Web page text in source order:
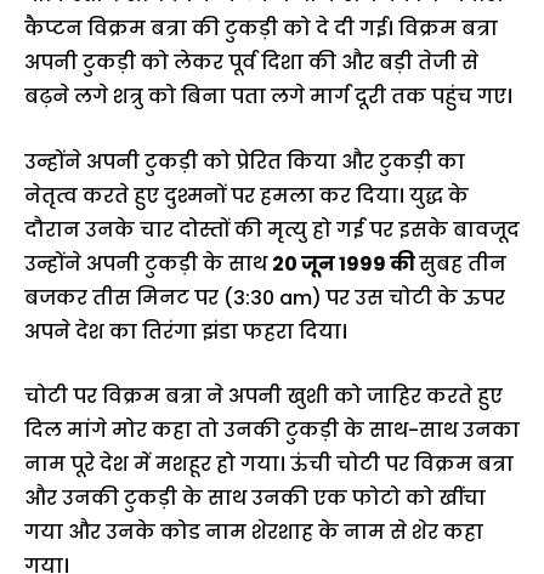
कैप्टन विक्रम बत्रा की टुकड़ी को दे दी गई। विक्रम बत्रा
अपनी टुकड़ी को लेकर पूर्व दिशा की और बड़ी तेजी से
बढ़ने लगे शत्रु को बिना पता लगे मार्ग दूरी तक पहुंच गए।
उन्होंने अपनी टुकड़ी को प्रेरित किया और टुकड़ी का
नेतृत्व करते हुए दुश्मनों पर हमला कर दिया। युद्ध के
दौरान उनके चार दोस्तों की मृत्यु हो गई पर इसके बावजूद
उन्होंने अपनी टुकड़ी के साथ20 जून 1999 कीसुबह तीन
बजकर तीस मिनट पर (3:30 am) पर उस चोटी के ऊपर
अपने देश का तिरंगा झंडा फहरा दिया।
चोटी पर विक्रम बत्रा ने अपनी खुशी को जाहिर करते हुए
दिल मांगे मोर कहा तो उनकी टुकड़ी के साथ-साथ उनका
नाम पूरे देश में मशहूर हो गया। ऊंची चोटी पर विक्रम बत्रा
और उनकी टुकड़ी के साथ उनकी एक फोटो को खींचा
गया और उनके कोड नाम शेरशाह के नाम से शेर कहा
गया।